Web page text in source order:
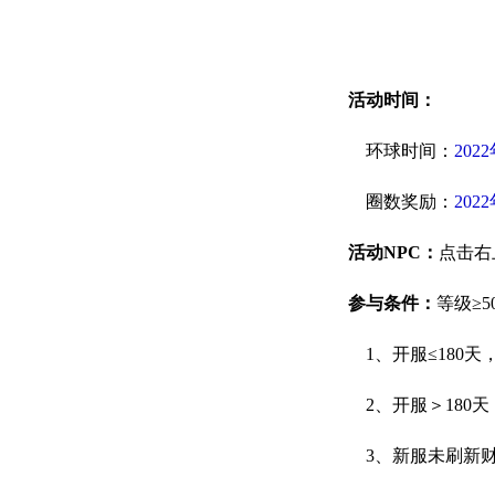
活动时间：
环球时间：
圈数奖励：
活动NPC： 点击
参与条件： 等级
1、开服≤180天
2、开服＞180天
3、新服未刷新